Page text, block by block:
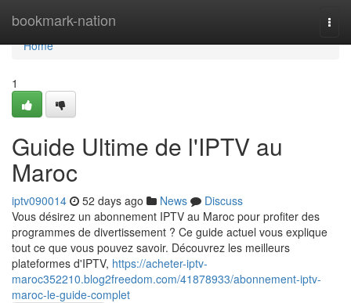
bookmark-nation
Home
Home
1
Guide Ultime de l'IPTV au
Maroc
iptv090014 52 days ago News
Discuss
Vous désirez un abonnement IPTV au Maroc pour profiter des
programmes de divertissement ? Ce guide actuel vous explique
tout ce que vous pouvez savoir. Découvrez les meilleurs
plateformes d'IPTV, https://acheter-iptv-
maroc352210.blog2freedom.com/41878933/abonnement-iptv-
maroc-le-guide-complet